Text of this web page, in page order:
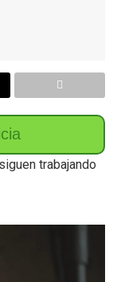
trabajando